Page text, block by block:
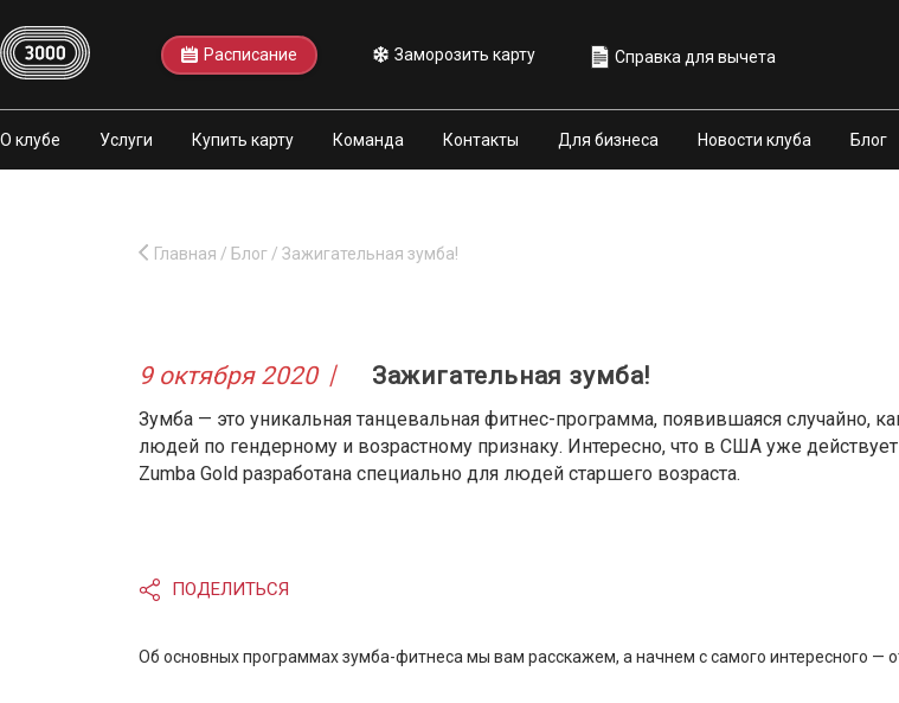
Расписание Заморозить карту Справка для вычета
О клубе Услуги Купить карту Команда Контакты Для бизнеса Новости клуба Блог
Главная / Блог / Зажигательная зумба!
9 октября 2020 Зажигательная зумба!
Зумба — это уникальная танцевальная фитнес-программа, появившаяся случайно,
людей по гендерному и возрастному признаку. Интересно, что в США уже
Zumba Gold разработана специально для людей старшего возраста.
ПОДЕЛИТЬСЯ
Об основных программах зумба-фитнеса мы вам расскажем, а начнем с самого интересного —